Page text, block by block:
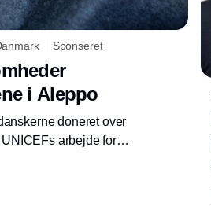
Sponseret
i Aleppo
doneret over
arbejde for